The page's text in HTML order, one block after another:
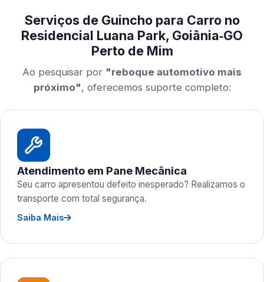
Serviços de Guincho para Carro no
Residencial Luana Park, Goiânia‑GO
Perto de Mim
Ao pesquisar por "reboque automotivo mais
próximo", oferecemos suporte completo:
Atendimento em Pane Mecânica
Seu carro apresentou defeito inesperado? Realizamos o
transporte com total segurança.
Saiba Mais